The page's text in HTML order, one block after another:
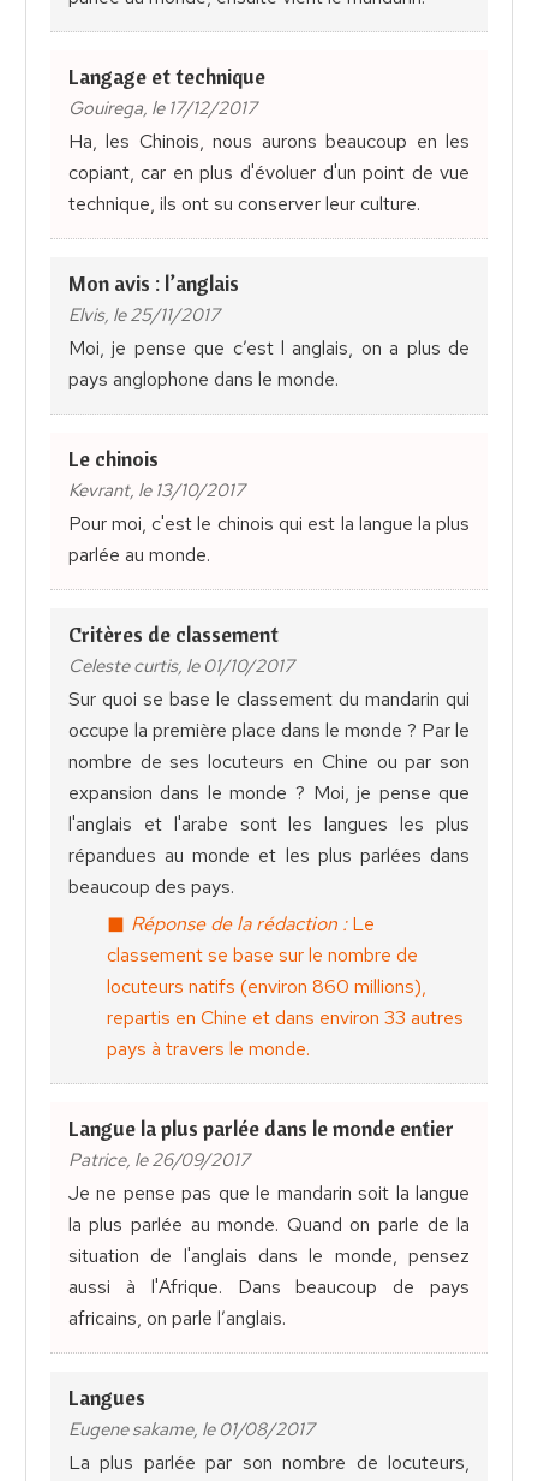
Langage et technique
Gouirega, le 17/12/2017
Ha, les Chinois, nous aurons beaucoup en les
copiant, car en plus d'évoluer d'un point de vue
technique, ils ont su conserver leur culture.
Mon avis : l’anglais
Elvis, le 25/11/2017
Moi, je pense que c’est l anglais, on a plus de
pays anglophone dans le monde.
Le chinois
Kevrant, le 13/10/2017
Pour moi, c'est le chinois qui est la langue la plus
parlée au monde.
Critères de classement
Celeste curtis, le 01/10/2017
Sur quoi se base le classement du mandarin qui
occupe la première place dans le monde ? Par le
nombre de ses locuteurs en Chine ou par son
expansion dans le monde ? Moi, je pense que
l'anglais et l'arabe sont les langues les plus
répandues au monde et les plus parlées dans
beaucoup des pays.
Réponse de la rédaction :Le
classement se base sur le nombre de
locuteurs natifs (environ 860 millions),
repartis en Chine et dans environ 33 autres
pays à travers le monde.
Langue la plus parlée dans le monde entier
Patrice, le 26/09/2017
Je ne pense pas que le mandarin soit la langue
la plus parlée au monde. Quand on parle de la
situation de l'anglais dans le monde, pensez
aussi à l'Afrique. Dans beaucoup de pays
africains, on parle l’anglais.
Langues
Eugene sakame, le 01/08/2017
La plus parlée par son nombre de locuteurs,